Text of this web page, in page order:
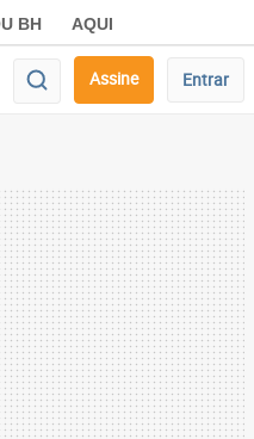
BH AQUI
Assine Entrar